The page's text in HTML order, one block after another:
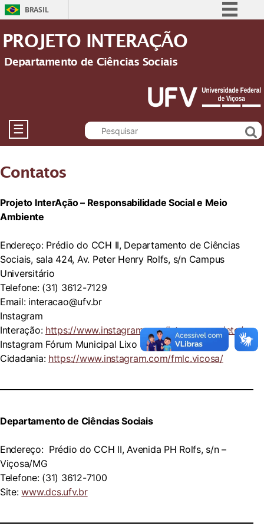
BRASIL
Comunica BR
Participe
Acesso à informação
Legislação
Canais
PROJETO INTERAÇÃO
Departamento de Ciências Sociais
☰
Contatos
Projeto InterAção – Responsabilidade Social e Meio
Ambiente
Endereço: Prédio do CCH II, Departamento de Ciências
Sociais, sala 424, Av. Peter Henry Rolfs, s/n Campus
Universitário
Telefone: (31) 3612-7129
Email: interacao@ufv.br
Instagram
Interação: https://www.instagram.com/interacaoprojeto/
Instagram Fórum Municipal Lixo e
Cidadania: https://www.instagram.com/fmlc.vicosa/
Departamento de Ciências Sociais
Endereço: Prédio do CCH II, Avenida PH Rolfs, s/n –
Viçosa/MG
Telefone: (31) 3612-7100
Site:www.dcs.ufv.br